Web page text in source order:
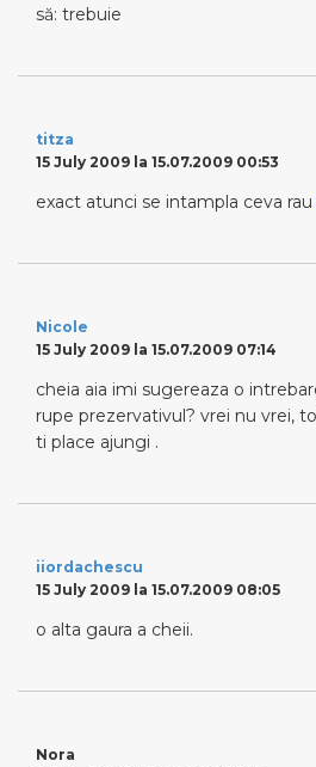
să: trebuie
titza
15 July 2009 la 15.07.2009 00:53
exact atunci se intampla ceva rau
Nicole
15 July 2009 la 15.07.2009 07:14
cheia aia imi sugereaza o
rupe prezervativul? vrei nu vrei,
ti place ajungi .
iiordachescu
15 July 2009 la 15.07.2009 08:05
o alta gaura a cheii.
Nora